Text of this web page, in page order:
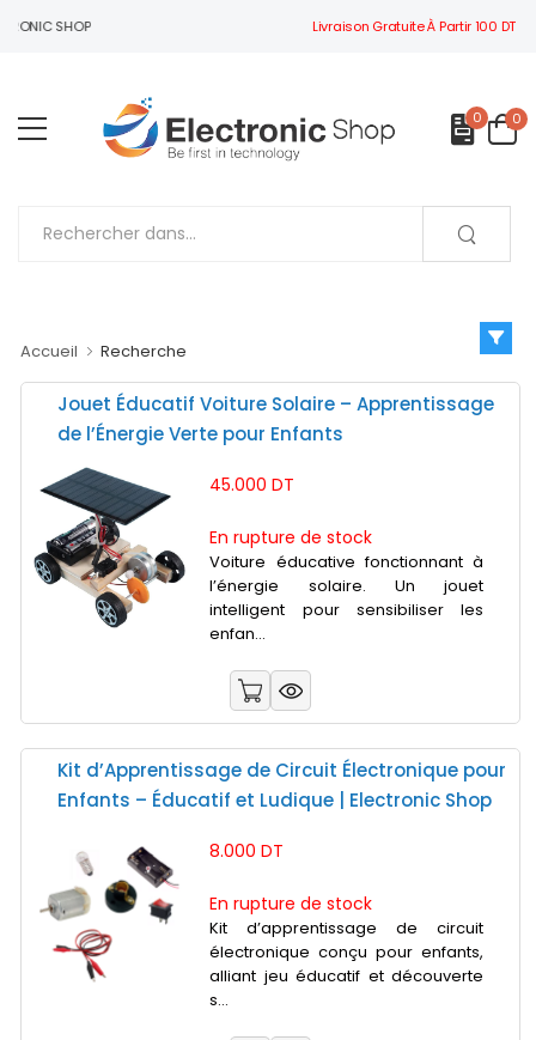
SHOP Livraison Gratuite À Partir 100 DT
0 0
Accueil Recherche
Jouet Éducatif Voiture Solaire – Apprentissage
de l’Énergie Verte pour Enfants
45.000 DT
En rupture de stock
Voiture éducative fonctionnant à
l’énergie solaire. Un jouet
intelligent pour sensibiliser les
enfan...
Kit d’Apprentissage de Circuit Électronique pour
Enfants – Éducatif et Ludique | Electronic Shop
8.000 DT
En rupture de stock
Kit d’apprentissage de circuit
électronique conçu pour enfants,
alliant jeu éducatif et découverte
s...